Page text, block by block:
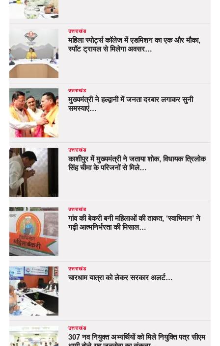
उत्तराखंड
महिला स्पोर्ट्स कॉलेज में एडमिशन का एक और मौका,
स्पॉट ट्रायल से मिलेगा अवसर…
उत्तराखंड
मुख्यमंत्री ने हल्द्वानी में जनता दरबार लगाकर सुनी
समस्याएं…
उत्तराखंड
काशीपुर में मुख्यमंत्री ने जताया शोक, विधायक त्रिलोक
सिंह चीमा के परिजनों से मिले…
उत्तराखंड
गांव की बेकरी बनी महिलाओं की ताकत, ‘स्वाभिमान’ ने
गढ़ी आत्मनिर्भरता की मिसाल…
उत्तराखंड
चारधाम यात्रा को लेकर सरकार अलर्ट…
उत्तराखंड
307 नव नियुक्त अभ्यर्थियों को मिले नियुक्ति पत्र सीएम